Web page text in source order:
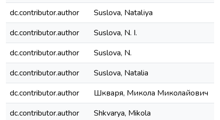
dc.contributor.author
Suslova, Natalіya
dc.contributor.author
Suslova, N. I.
dc.contributor.author
Suslova, N.
dc.contributor.author
Suslova, Natalia
dc.contributor.author
Шкваря, Микола Миколайович
dc.contributor.author
Shkvarya, Mikola